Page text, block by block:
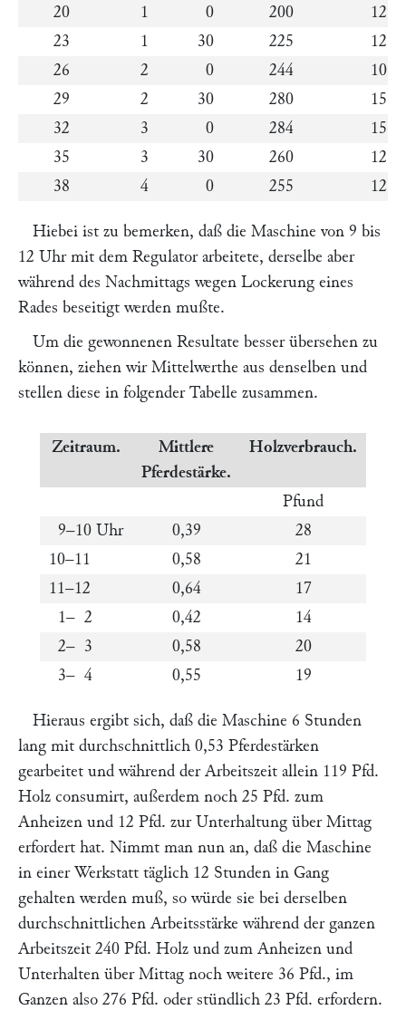
20
1 0 200
12
23
1 30 225
12
26
2 0 244
10
29
2 30 280
15
32
3 0 284
15
35
3 30 260
12
38
4 0 255 12
Hiebei ist zu bemerken, daß die Maschine von 9 bis
12 Uhr mit dem Regulator arbeitete, derselbe aber
während des Nachmittags wegen Lockerung eines
Rades beseitigt werden mußte.
Um die gewonnenen Resultate besser übersehen zu
können, ziehen wir Mittelwerthe aus denselben und
stellen diese in folgender Tabelle zusammen.
Zeitraum.
Mittlere
Pferdestärke.
Holzverbrauch.
Pfund
9–10 Uhr
0,39
28
10–11
0,58
21
11–12
0,64
17
1– 2
0,42
14
2– 3
0,58
20
3– 4
0,55 19
Hieraus ergibt sich, daß die Maschine 6 Stunden
lang mit durchschnittlich 0,53 Pferdestärken
gearbeitet und während der Arbeitszeit allein 119 Pfd.
Holz consumirt, außerdem noch 25 Pfd. zum
Anheizen und 12 Pfd. zur Unterhaltung über Mittag
erfordert hat. Nimmt man nun an, daß die Maschine
in einer Werkstatt täglich 12 Stunden in Gang
gehalten werden muß, so würde sie bei derselben
durchschnittlichen Arbeitsstärke während der ganzen
Arbeitszeit 240 Pfd. Holz und zum Anheizen und
Unterhalten über Mittag noch weitere 36 Pfd., im
Ganzen also 276 Pfd. oder stündlich 23 Pfd. erfordern.